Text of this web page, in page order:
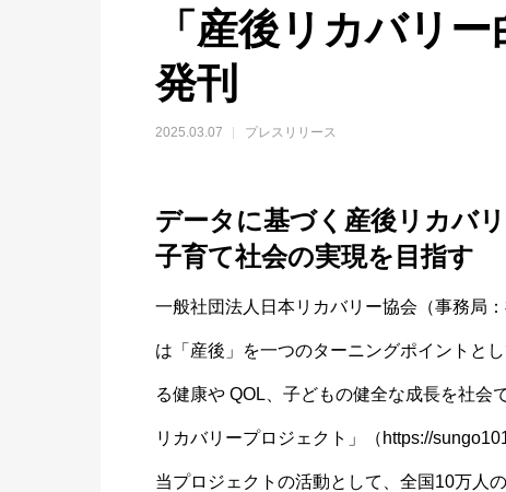
「産後リカバリ
発刊
2025.03.07 プレスリリース
データに基づく産後リカバ
子育て社会の実現を目指す
一般社団法人日本リカバリー協会（事務局
は「産後」を一つのターニングポイントと
る健康や QOL、子どもの健全な成長を社会
リカバリープロジェクト」（https://
当プロジェクトの活動として、全国10万人